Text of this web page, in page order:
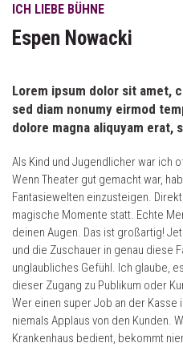
ICH LIEBE BÜHNE
Espen Nowacki
Lorem ipsum dolor sit amet,
sed diam nonumy eirmod
dolore magna aliquyam erat,
Als Kind und Jugendlicher war ich
Wenn Theater gut gemacht war,
Fantasiewelten einzusteigen.
magische Momente statt. Echte
deinen Augen. Das ist großartig!
und die Zuschauer in genau diese
unglaubliches Gefühl. Ich glaube,
dieser Zugang zu Publikum oder
Wer einen super Job an der
niemals Applaus von den Kunden.
Krankenhaus bedient, bekommt